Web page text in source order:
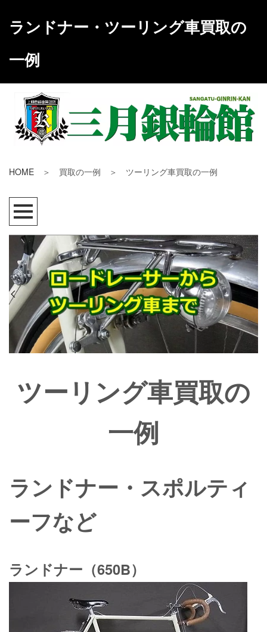
ランドナー・ツーリング車買取の
一例
HOME ＞ 買取の一例 ＞ ツーリング車買取の一例
ツーリング車買取の
一例
ランドナー・スポルティ
ーフなど
ランドナー（650B）